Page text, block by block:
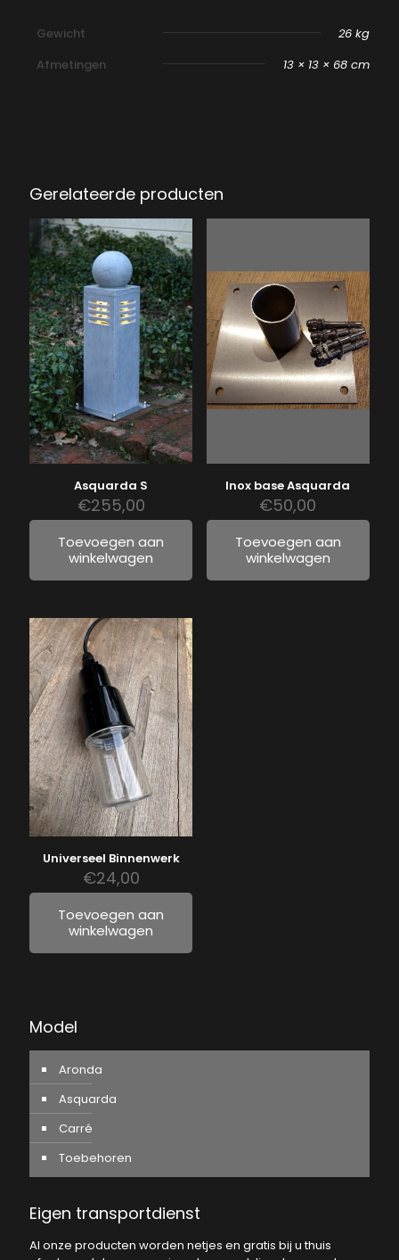
Gewicht
26 kg
Afmetingen
13 × 13 × 68 cm
Gerelateerde producten
Asquarda S
€255,00
Toevoegen aan
winkelwagen
Inox base Asquarda
€50,00
Toevoegen aan
winkelwagen
Universeel Binnenwerk
€24,00
Toevoegen aan
winkelwagen
Model
Aronda
Asquarda
Carré
Toebehoren
Eigen transportdienst
Al onze producten worden netjes en gratis bij u thuis